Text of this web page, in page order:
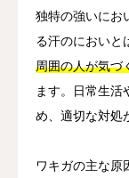
独特の強いにお
る汗のにおいと
周囲の人が気づ
ます。日常生活
め、適切な対処
ワキガの主な原